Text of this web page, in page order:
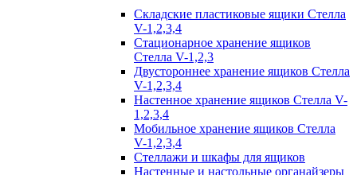
Складские пластиковые ящики Стелла
V-1,2,3,4
Стационарное хранение ящиков
Стелла V-1,2,3
Двустороннее хранение ящиков Стелла
V-1,2,3,4
Настенное хранение ящиков Стелла V-
1,2,3,4
Мобильное хранение ящиков Стелла
V-1,2,3,4
Стеллажи и шкафы для ящиков
Настенные и настольные органайзеры